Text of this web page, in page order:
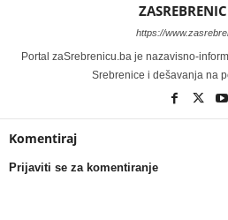
https://
Portal zaSrebrenicu.ba je nazavisno-
Srebrenice i dešavanja na
Komentiraj
Prijaviti se za komentiranje